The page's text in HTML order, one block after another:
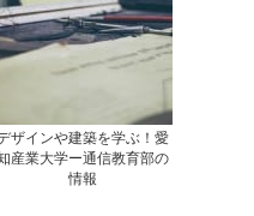
ザインや建築を学ぶ！愛
産業大学ー通信教育部の
情報